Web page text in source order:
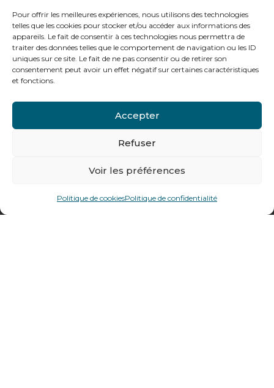
Pour offrir les meilleures expériences, nous utilisons des technologies
telles que les cookies pour stocker et/ou accéder aux informations des
appareils. Le fait de consentir à ces technologies nous permettra de
traiter des données telles que le comportement de navigation ou les ID
uniques sur ce site. Le fait de ne pas consentir ou de retirer son
consentement peut avoir un effet négatif sur certaines caractéristiques
et fonctions.
Accepter
Refuser
Voir les préférences
Politique de cookiesPolitique de confidentialité
Notre gamme pour les particuliers
Contactez-nous
Tél : + 33 (0)4 74 62 81 44
Villefranche sur Saône
Plan d’accès